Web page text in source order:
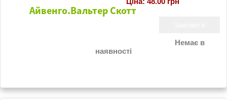
Айвенго.Вальтер Скотт
Немає в
наявності